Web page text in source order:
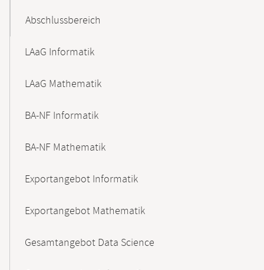
Abschlussbereich
LAaG Informatik
LAaG Mathematik
BA-NF Informatik
BA-NF Mathematik
Exportangebot Informatik
Exportangebot Mathematik
Gesamtangebot Data Science